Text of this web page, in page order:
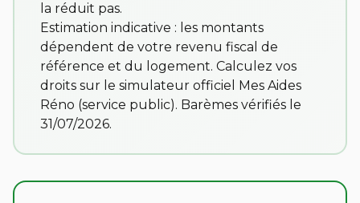
la réduit pas.
Estimation indicative : les montants
dépendent de votre revenu fiscal de
référence et du logement. Calculez vos
droits sur le simulateur officiel Mes Aides
Réno (service public). Barèmes vérifiés le
31/07/2026.